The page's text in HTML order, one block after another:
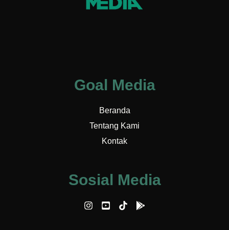
Goal Media
Beranda
Tentang Kami
Kontak
Sosial Media